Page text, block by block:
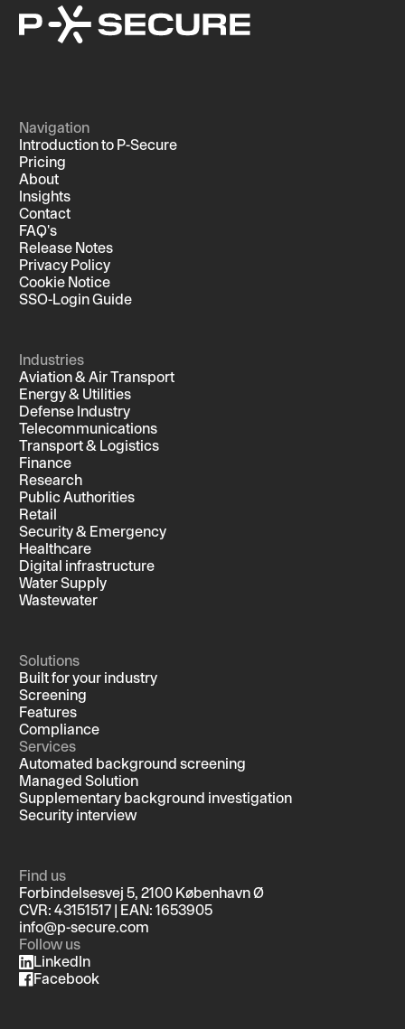
Navigation
Introduction to P-Secure
Pricing
About
Insights
Contact
FAQ's
Release Notes
Privacy Policy
Cookie Notice
SSO-Login Guide
Industries
Aviation & Air Transport
Energy & Utilities
Defense Industry
Telecommunications
Transport & Logistics
Finance
Research
Public Authorities
Retail
Security & Emergency
Healthcare
Digital infrastructure
Water Supply
Wastewater
Solutions
Built for your industry
Screening
Features
Compliance
Services
Automated background screening
Managed Solution
Supplementary background investigation
Security interview
Find us
Forbindelsesvej 5, 2100 København Ø
CVR: 43151517 | EAN: 1653905
info@p-secure.com
Follow us
LinkedIn
Facebook